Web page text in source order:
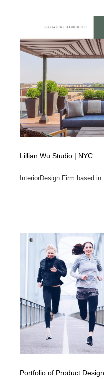
Lillian Wu Studio | NYC
InteriorDesign Firm based in
Portfolio of Product